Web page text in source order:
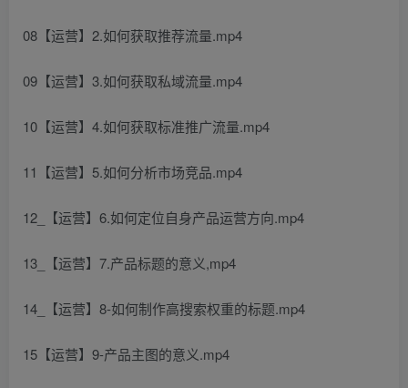
08【运营】2.如何获取推荐流量.mp4
09【运营】3.如何获取私域流量.mp4
10【运营】4.如何获取标准推广流量.mp4
11【运营】5.如何分析市场竞品.mp4
12_【运营】6.如何定位自身产品运营方向.mp4
13_【运营】7.产品标题的意义,mp4
14_【运营】8-如何制作高搜索权重的标题.mp4
15【运营】9-产品主图的意义.mp4